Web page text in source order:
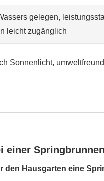
gelegen,
leicht zugänglich
Sonnenlicht,
einer
den Hausgarten eine